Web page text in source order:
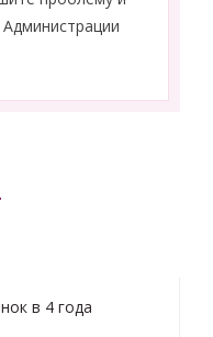
в 4 года